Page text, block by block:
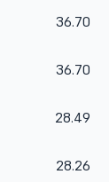
36.70
36.70
28.49
28.26